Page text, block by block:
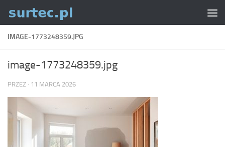
Skip to content
IMAGE-1773248359.JPG
image-1773248359.jpg
PRZEZ · 11 MARCA 2026